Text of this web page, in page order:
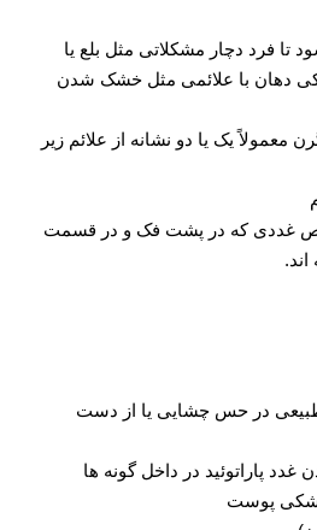
فرد دچار مشکلاتی مثل بلع یا
دهان با علائمی مثل خشک شدن
معمولاً یک یا دو نشانه از علائم زیر
غددی که در پشت فک و در قسمت
در حس چشایی یا از دست
پاراتوئید در داخل گونه ها
پوست